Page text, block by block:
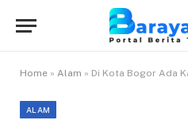
Home » Alam » Di Kota Bogor Ada
ALAM